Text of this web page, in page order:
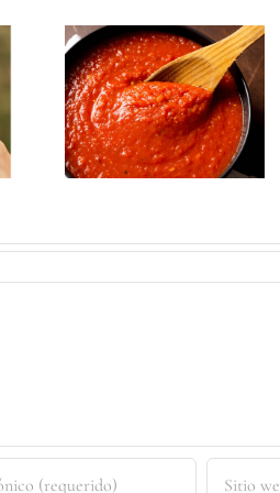
APLICAR
BLOCKCHAIN A
LA INDUSTRIA
DEL RON ES
POSIBLE